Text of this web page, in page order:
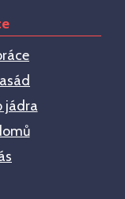
jádra